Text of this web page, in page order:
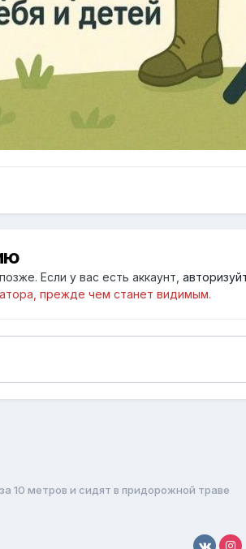
Если у вас есть аккаунт,
прежде чем станет видимым.
10 метров и сидят в придорожной траве